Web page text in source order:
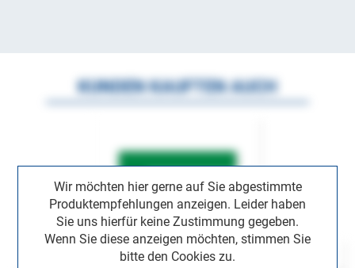
Wir möchten hier gerne auf Sie abgestimmte
Produktempfehlungen anzeigen. Leider haben
Sie uns hierfür keine Zustimmung gegeben.
Wenn Sie diese anzeigen möchten, stimmen Sie
bitte den Cookies zu.
KUNDEN KAUFTEN AUCH